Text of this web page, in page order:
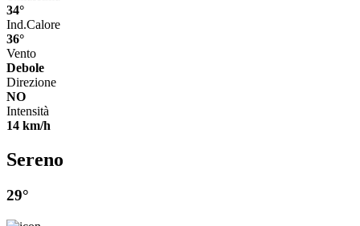
34°
Ind.Calore
36°
Vento
Debole
Direzione
NO
Intensità
14 km/h
Sereno
29°